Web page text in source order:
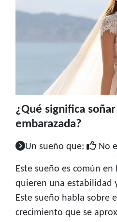
¿Qué significa
embarazada?
Un sueño que: No
Este sueño es común
quieren una estabilidad
Este sueño habla sobre
crecimiento que se